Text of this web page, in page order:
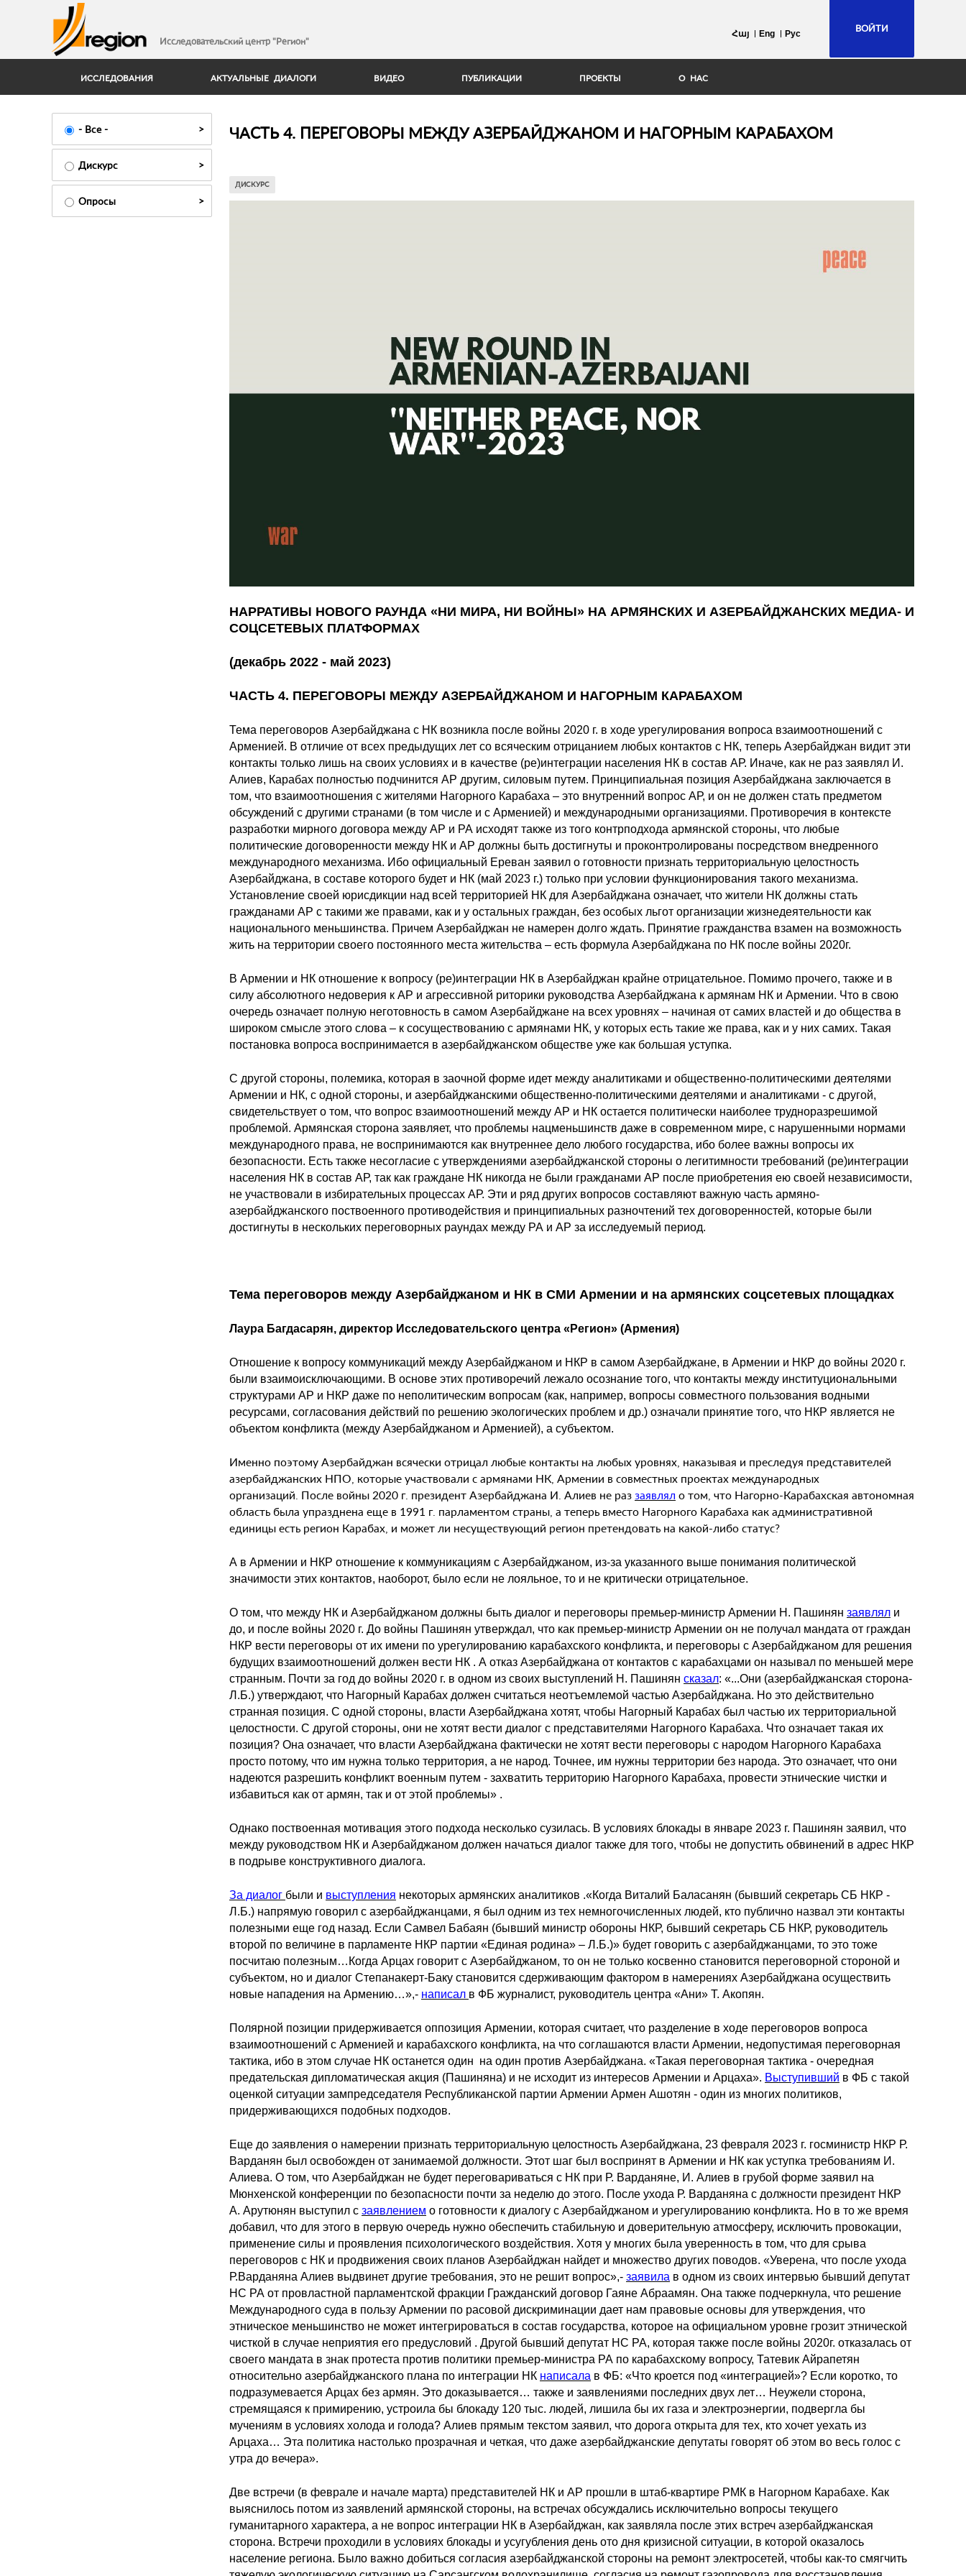
Исследовательский центр "Регион"
ВОЙТИ
Հայ Eng Рус
ИССЛЕДОВАНИЯ АКТУАЛЬНЫЕ ДИАЛОГИ ВИДЕО ПУБЛИКАЦИИ ПРОЕКТЫ О НАС
- Все -
Дискурс
Опросы
ЧАСТЬ 4. ПЕРЕГОВОРЫ МЕЖДУ АЗЕРБАЙДЖАНОМ И НАГОРНЫМ КАРАБАХОМ
ДИСКУРС
НАРРАТИВЫ НОВОГО РАУНДА «‎НИ МИРА, НИ ВОЙНЫ» НА АРМЯНСКИХ И АЗЕРБАЙДЖАНСКИХ МЕДИА- И
СОЦСЕТЕВЫХ ПЛАТФОРМАХ
(декабрь 2022 - май 2023)
ЧАСТЬ 4. ПЕРЕГОВОРЫ МЕЖДУ АЗЕРБАЙДЖАНОМ И НАГОРНЫМ КАРАБАХОМ
Тема переговоров Азербайджана с НК возникла после войны 2020 г. в ходе урегулирования вопроса взаимоотношений с
Арменией. В отличие от всех предыдущих лет со всяческим отрицанием любых контактов с НК, теперь Азербайджан видит эти
контакты только лишь на своих условиях и в качестве (ре)интеграции населения НК в состав АР. Иначе, как не раз заявлял И.
Алиев, Карабах полностью подчинится АР другим, силовым путем. Принципиальная позиция Азербайджана заключается в
том, что взаимоотношения с жителями Нагорного Карабаха – это внутренний вопрос АР, и он не должeн стать предметом
обсуждений с другими странами (в том числе и с Арменией) и международными организациями. Противоречия в контексте
разработки мирного договора между АР и РА исходят также из того контрподхода армянской стороны, что любые
политические договоренности между НК и АР должны быть достигнуты и проконтролированы посредством внедренного
международного механизма. Ибо официальный Ереван заявил о готовности признать территориальную целостность
Азербайджана, в составе которого будет и НК (май 2023 г.) только при условии функционирования такого механизма.
Установление своей юрисдикции над всей территорией НК для Азербайджана означает, что жители НК должны стать
гражданами АР с такими же правами, как и у остальных граждан, без особых льгот организации жизнедеятельности как
национального меньшинства. Причем Азербайджан не намерен долго ждать. Принятие гражданства взамен на возможность
жить на территории своего постоянного места жительства – есть формула Азербайджана по НК после войны 2020г.
В Армении и НК отношение к вопросу (ре)интеграции НК в Азербайджан крайне отрицательное. Помимо прочего, также и в
силу абсолютного недоверия к АР и агрессивной риторики руководства Азербайджана к армянам НК и Армении. Что в свою
очередь означает полную неготовность в самом Азербайджане на всех уровнях – начиная от самих властей и до общества в
широком смысле этого слова – к сосуществованию с армянами НК, у которых есть такие же права, как и у них самих. Такая
постановка вопроса воспринимается в азербайджанском обществе уже как большая уступка.
С другой стороны, полемика, которая в заочной форме идет между аналитиками и общественно-политическими деятелями
Армении и НК, с одной стороны, и азербайджанскими общественно-политическими деятелями и аналитиками - с другой,
свидетельствует о том, что вопрос взаимоотношений между АР и НК остается политически наиболее трудноразрешимой
проблемой. Армянская сторона заявляет, что проблемы нацменьшинств даже в современном мире, с нарушенными нормами
международного права, не воспринимаются как внутреннее дело любого государства, ибо более важны вопросы их
безопасности. Есть также несогласие с утверждениями азербайджанской стороны о легитимности требований (ре)интеграции
населения НК в состав АР, так как граждане НК никогда не были гражданами АР после приобретения ею своей независимости,
не участвовали в избирательных процессах АР. Эти и ряд других вопросов составляют важную часть армяно-
азербайджанского поствоенного противодействия и принципиальных разночтений тех договоренностей, которые были
достигнуты в нескольких переговорных раундах между РА и АР за исследуемый период.
Тема переговоров между Азербайджаном и НК в СМИ Армении и на армянских соцсетевых площадках
Лаура Багдасарян, директор Исследовательского центра «Регион» (Армения)
Отношение к вопросу коммуникаций между Азербайджаном и НКР в самом Азербайджане, в Армении и НКР до войны 2020 г.
были взаимоисключающими. В основе этих противоречий лежало осознание того, что контакты между институциональными
структурами АР и НКР даже по неполитическим вопросам (как, например, вопросы совместного пользования водными
ресурсами, согласования действий по решению экологических проблем и др.) означали принятие того, что НКР является не
объектом конфликта (между Азербайджаном и Арменией), а субъектом.
Именно поэтому Азербайджан всячески отрицал любые контакты на любых уровнях, наказывая и преследуя представителей
азербайджанских НПО, которые участвовали с армянами НК, Армении в совместных проектах международных
организаций. После войны 2020 г. президент Азербайджана И. Алиев не раз заявлял о том, что Нагорно-Карабахская автономная
область была упразднена еще в 1991 г. парламентом страны, а теперь вместо Нагорного Карабаха как административной
единицы есть регион Карабах, и может ли несуществующий регион претендовать на какой-либо статус?
А в Армении и НКР отношение к коммуникациям с Азербайджаном, из-за указанного выше понимания политической
значимости этих контактов, наоборот, было если не лояльное, то и не критически отрицательное.
О том, что между НК и Азербайджаном должны быть диалог и переговоры премьер-министр Армении Н. Пашинян заявлял и
до, и после войны 2020 г. До войны Пашинян утверждал, что как премьер-министр Армении он не получал мандата от граждан
НКР вести переговоры от их имени по урегулированию карабахского конфликта, и переговоры с Азербайджаном для решения
будущих взаимоотношений должен вести НК . А отказ Азербайджана от контактов с карабахцами он называл по меньшей мере
странным. Почти за год до войны 2020 г. в одном из своих выступлений Н. Пашинян сказал: «...Они (азербайджанская сторона-
Л.Б.) утверждают, что Нагорный Карабах должен считаться неотъемлемой частью Азербайджана. Но это действительно
странная позиция. С одной стороны, власти Азербайджана хотят, чтобы Нагорный Карабах был частью их территориальной
целостности. С другой стороны, они не хотят вести диалог с представителями Нагорного Карабаха. Что означает такая их
позиция? Она означает, что власти Азербайджана фактически не хотят вести переговоры с народом Нагорного Карабаха
просто потому, что им нужна только территория, а не народ. Точнее, им нужны территории без народа. Это означает, что они
надеются разрешить конфликт военным путем - захватить территорию Нагорного Карабаха, провести этнические чистки и
избавиться как от армян, так и от этой проблемы» .
Однако поствоенная мотивация этого подхода несколько сузилась. В условиях блокады в январе 2023 г. Пашинян заявил, что
между руководством НК и Азербайджаном должен начаться диалог также для того, чтобы не допустить обвинений в адрес НКР
в подрыве конструктивного диалога.
За диалог были и выступления некоторых армянских аналитиков .«Когда Виталий Баласанян (бывший секретарь СБ НКР -
Л.Б.) напрямую говорил с азербайджанцами, я был одним из тех немногочисленных людей, кто публично назвал эти контакты
полезными еще год назад. Если Самвел Бабаян (бывший министр обороны НКР, бывший секретарь СБ НКР, руководитель
второй по величине в парламенте НКР партии «Единая родина» – Л.Б.)» будет говорить с азербайджанцами, то это тоже
посчитаю полезным…Когда Арцах говорит с Азербайджаном, то он не только косвенно становится переговорной стороной и
субъектом, но и диалог Степанакерт-Баку становится сдерживающим фактором в намерениях Азербайджана осуществить
новые нападения на Армению…»,- написал в ФБ журналист, руководитель центра «Ани» Т. Акопян.
Полярной позиции придерживается оппозиция Армении, которая считает, что разделение в ходе переговоров вопроса
взаимоотношений с Арменией и карабахского конфликта, на что соглашаются власти Армении, недопустимая переговорная
тактика, ибо в этом случае НК останется один на один против Азербайджана. «Такая переговорная тактика - очередная
предательская дипломатическая акция (Пашиняна) и не исходит из интересов Армении и Арцаха». Выступивший в ФБ с такой
оценкой ситуации зампредседателя Республиканской партии Армении Армен Ашотян - один из многих политиков,
придерживающихся подобных подходов.
Еще до заявления о намерении признать территориальную целостность Азербайджана, 23 февраля 2023 г. госминистр НКР Р.
Варданян был освобожден от занимаемой должности. Этот шаг был воспринят в Армении и НК как уступка требованиям И.
Алиева. О том, что Азербайджан не будет переговариваться с НК при Р. Варданяне, И. Алиев в грубой форме заявил на
Мюнхенской конференции по безопасности почти за неделю до этого. После ухода Р. Варданяна с должности президент НКР
А. Арутюнян выступил с заявлением о готовности к диалогу с Азербайджаном и урегулированию конфликта. Но в то же время
добавил, что для этого в первую очередь нужно обеспечить стабильную и доверительную атмосферу, исключить провокации,
применение силы и проявления психологического воздействия. Хотя у многих была уверенность в том, что для срыва
переговоров с НК и продвижения своих планов Азербайджан найдет и множество других поводов. «Уверена, что после ухода
Р.Варданяна Алиев выдвинет другие требования, это не решит вопрос»,- заявила в одном из своих интервью бывший депутат
НС РА от провластной парламентской фракции Гражданский договор Гаяне Абраамян. Она также подчеркнула, что решение
Международного суда в пользу Армении по расовой дискриминации дает нам правовые основы для утверждения, что
этническое меньшинство не может интегрироваться в состав государства, которое на официальном уровне грозит этнической
чисткой в случае неприятия его предусловий . Другой бывший депутат НС РА, которая также после войны 2020г. отказалась от
своего мандата в знак протеста против политики премьер-министра РА по карабахскому вопросу, Татевик Айрапетян
относительно азербайджанского плана по интеграции НК написала в ФБ: «Что кроется под «интеграцией»? Если коротко, то
подразумевается Арцах без армян. Это доказывается… также и заявлениями последних двух лет… Неужели сторона,
стремящаяся к примирению, устроила бы блокаду 120 тыс. людей, лишила бы их газа и электроэнергии, подвергла бы
мучениям в условиях холода и голода? Алиев прямым текстом заявил, что дорога открыта для тех, кто хочет уехать из
Арцаха… Эта политика настолько прозрачная и четкая, что даже азербайджанские депутаты говорят об этом во весь голос с
утра до вечера».
Две встречи (в феврале и начале марта) представителей НК и АР прошли в штаб-квартире РМК в Нагорном Карабахе. Как
выяснилось потом из заявлений армянской стороны, на встречах обсуждались исключительно вопросы текущего
гуманитарного характера, а не вопрос интеграции НК в Азербайджан, как заявляла после этих встреч азербайджанская
сторона. Встречи проходили в условиях блокады и усугубления день ото дня кризисной ситуации, в которой оказалось
население региона. Было важно добиться согласия азербайджанской стороны на ремонт электросетей, чтобы как-то смягчить